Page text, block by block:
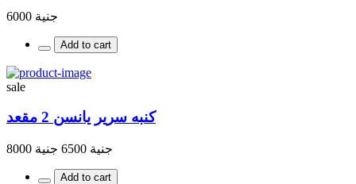
جنية 6000
Add to cart
sale
كنبه سرير يانسن 2 مقعد
جنية 6500 جنية 8000
Add to cart